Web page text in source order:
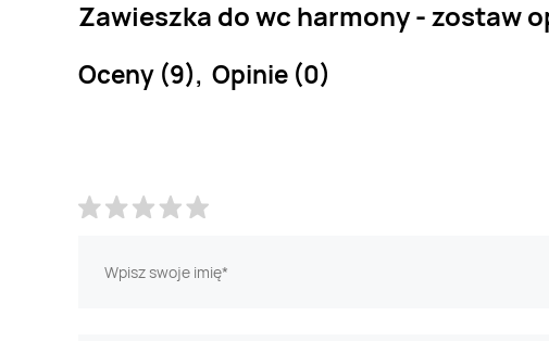
Zawieszka do wc harmony - zostaw
Oceny (9), Opinie (0)